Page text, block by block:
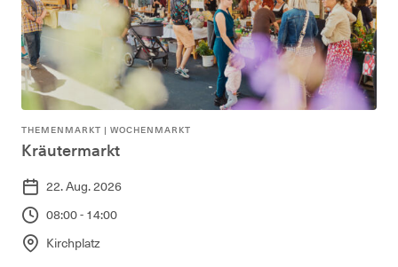
THEMENMARKT | WOCHENMARKT
Kräutermarkt
22. Aug. 2026
08:00 - 14:00
Kirchplatz